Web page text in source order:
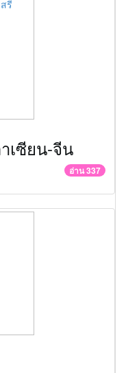
เซียน-จีน
อ่าน 337